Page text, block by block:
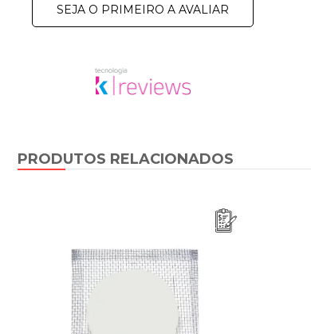
SEJA O PRIMEIRO A AVALIAR
PRODUTOS RELACIONADOS